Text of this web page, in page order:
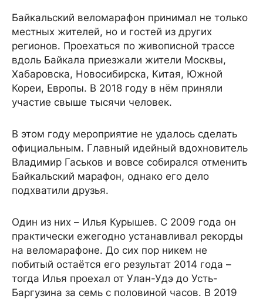
Байкальский веломарафон принимал не только
местных жителей, но и гостей из других
регионов. Проехаться по живописной трассе
вдоль Байкала приезжали жители Москвы,
Хабаровска, Новосибирска, Китая, Южной
Кореи, Европы. В 2018 году в нём приняли
участие свыше тысячи человек.
В этом году мероприятие не удалось сделать
официальным. Главный идейный вдохновитель
Владимир Гаськов и вовсе собирался отменить
Байкальский марафон, однако его дело
подхватили друзья.
Один из них – Илья Курышев. С 2009 года он
практически ежегодно устанавливал рекорды
на веломарафоне. До сих пор никем не
побитый остаётся его результат 2014 года –
тогда Илья проехал от Улан-Удэ до Усть-
Баргузина за семь с половиной часов. В 2019